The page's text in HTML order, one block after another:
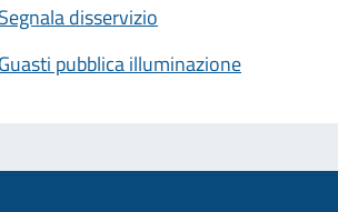
disservizio
pubblica illuminazione